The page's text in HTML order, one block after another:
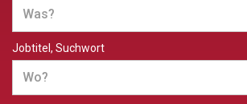
Jobtitel, Suchwort